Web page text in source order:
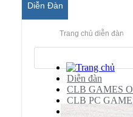
Diễn Đàn
Trang chủ diễn đàn
Diễn đàn
CLB GAMES
CLB PC
Game Đối